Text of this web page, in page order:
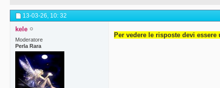
13-03-26, 10: 32
kele
Moderatore
Perla Rara
Per vedere le risposte devi